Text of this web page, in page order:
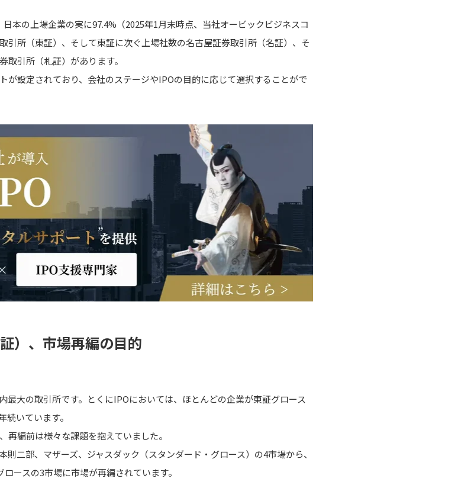
本の上場企業の実に97.4%（2025年1月末時点、当社オービックビジネスコ
引所（東証）、そして東証に次ぐ上場社数の名古屋証券取引所（名証）、そ
取引所（札証）があります。
が設定されており、会社のステージやIPOの目的に応じて選択することがで
）、市場再編の目的
最大の取引所です。とくにIPOにおいては、ほとんどの企業が東証グロース
いています。
編前は様々な課題を抱えていました。
二部、マザーズ、ジャスダック（スタンダード・グロース）の4市場から、
ースの3市場に市場が再編されています。